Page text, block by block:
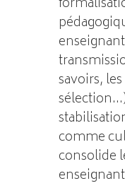
savoirs,
comme
consolide